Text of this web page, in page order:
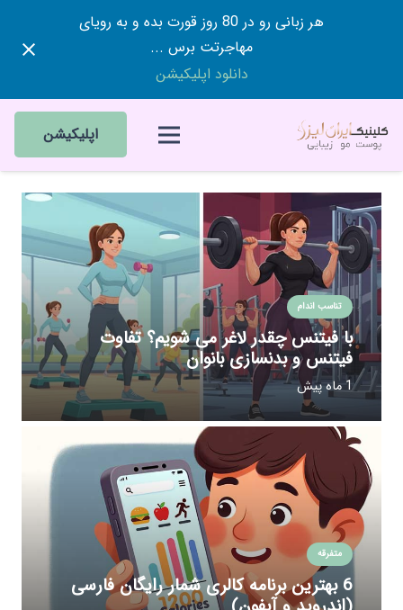
هر زبانی رو در 80 روز قورت بده و به رویای
مهاجرتت برس ...
دانلود اپلیکیشن
اپلیکیشن
تناسب اندام
با فیتنس چقدر لاغر می شویم؟ تفاوت
فیتنس و بدنسازی بانوان
1 ماه پیش
متفرقه
6 بهترین برنامه کالری شمار رایگان فارسی